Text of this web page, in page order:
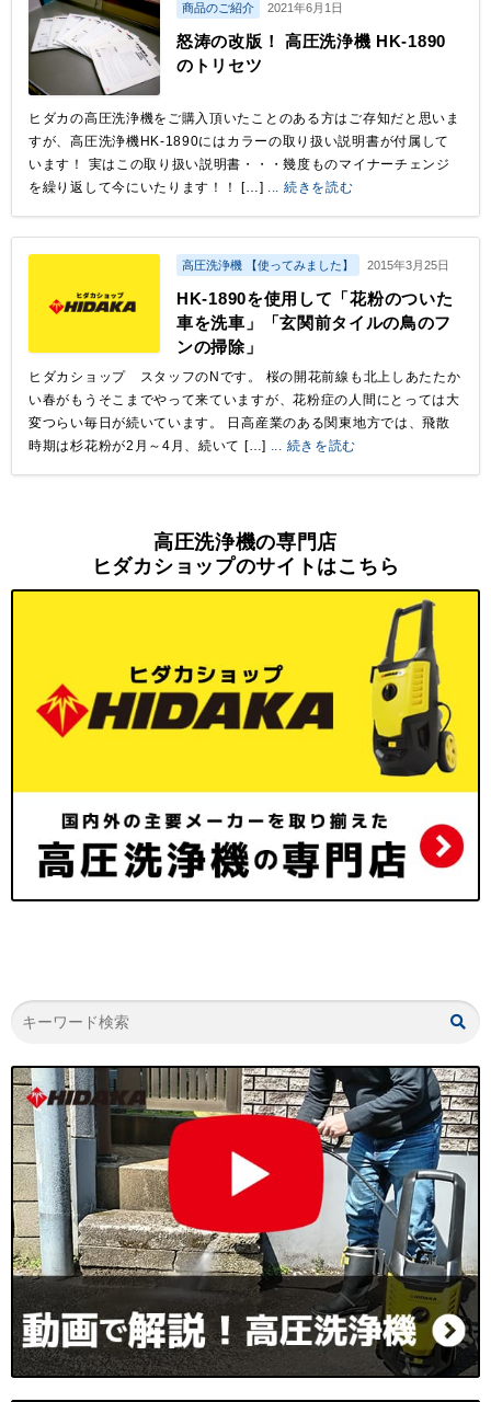
商品のご紹介 2021年6月1日
怒涛の改版！ 高圧洗浄機 HK-1890
のトリセツ
ヒダカの高圧洗浄機をご購入頂いたことのある方はご存知だと思いま
すが、高圧洗浄機HK-1890にはカラーの取り扱い説明書が付属して
います！ 実はこの取り扱い説明書・・・幾度ものマイナーチェンジ
を繰り返して今にいたります！！ […] ... 続きを読む
高圧洗浄機 【使ってみました】 2015年3月25日
HK-1890を使用して「花粉のついた
車を洗車」「玄関前タイルの鳥のフ
ンの掃除」
ヒダカショップ スタッフのNです。 桜の開花前線も北上しあたたか
い春がもうそこまでやって来ていますが、花粉症の人間にとっては大
変つらい毎日が続いています。 日高産業のある関東地方では、飛散
時期は杉花粉が2月～4月、続いて […] ... 続きを読む
高圧洗浄機の専門店
ヒダカショップのサイトはこちら